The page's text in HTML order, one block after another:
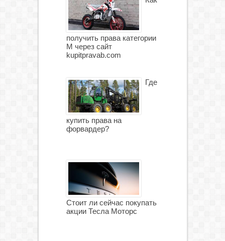
получить права категории
М через сайт
kupitpravab.com
Где
купить права на
форвардер?
Стоит ли сейчас покупать
акции Тесла Моторс